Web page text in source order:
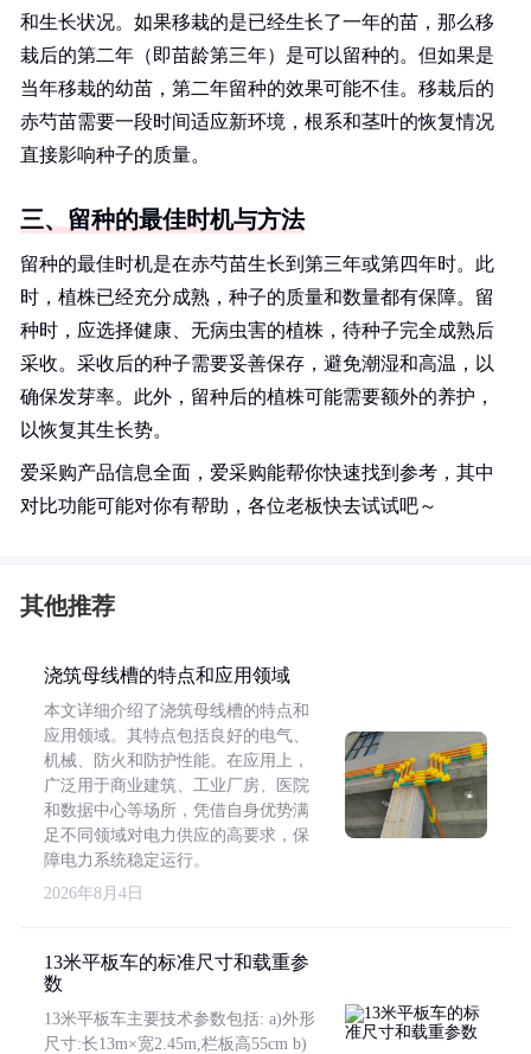
和生长状况。如果移栽的是已经生长了一年的苗，那么移
栽后的第二年（即苗龄第三年）是可以留种的。但如果是
当年移栽的幼苗，第二年留种的效果可能不佳。移栽后的
赤芍苗需要一段时间适应新环境，根系和茎叶的恢复情况
直接影响种子的质量。
三、留种的最佳时机与方法
留种的最佳时机是在赤芍苗生长到第三年或第四年时。此
时，植株已经充分成熟，种子的质量和数量都有保障。留
种时，应选择健康、无病虫害的植株，待种子完全成熟后
采收。采收后的种子需要妥善保存，避免潮湿和高温，以
确保发芽率。此外，留种后的植株可能需要额外的养护，
以恢复其生长势。
爱采购产品信息全面，爱采购能帮你快速找到参考，其中
对比功能可能对你有帮助，各位老板快去试试吧～
其他推荐
浇筑母线槽的特点和应用领域
本文详细介绍了浇筑母线槽的特点和
应用领域。其特点包括良好的电气、
机械、防火和防护性能。在应用上，
广泛用于商业建筑、工业厂房、医院
和数据中心等场所，凭借自身优势满
足不同领域对电力供应的高要求，保
障电力系统稳定运行。
2026年8月4日
13米平板车的标准尺寸和载重参
数
13米平板车主要技术参数包括: a)外形
尺寸:长13m×宽2.45m,栏板高55cm b)